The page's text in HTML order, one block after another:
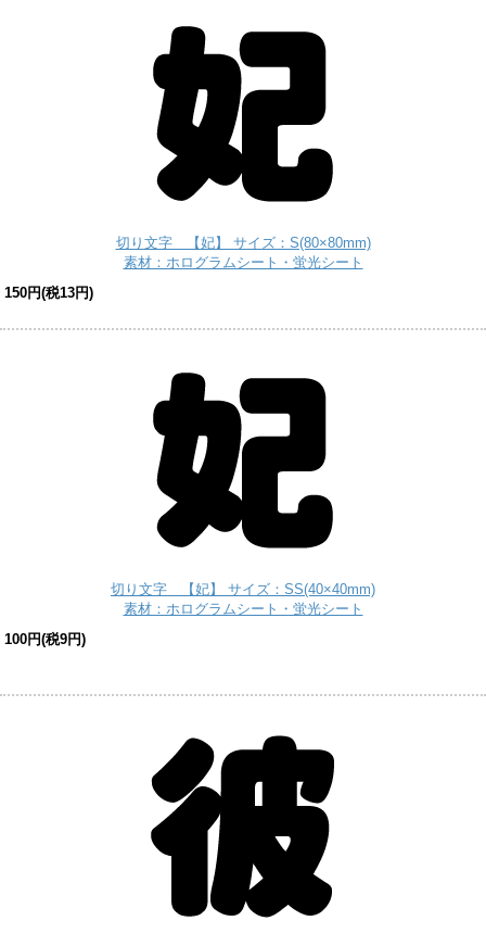
切り文字 【妃】 サイズ：S(80×80mm)
素材：ホログラムシート・蛍光シート
150円(税13円)
切り文字 【妃】 サイズ：SS(40×40mm)
素材：ホログラムシート・蛍光シート
100円(税9円)